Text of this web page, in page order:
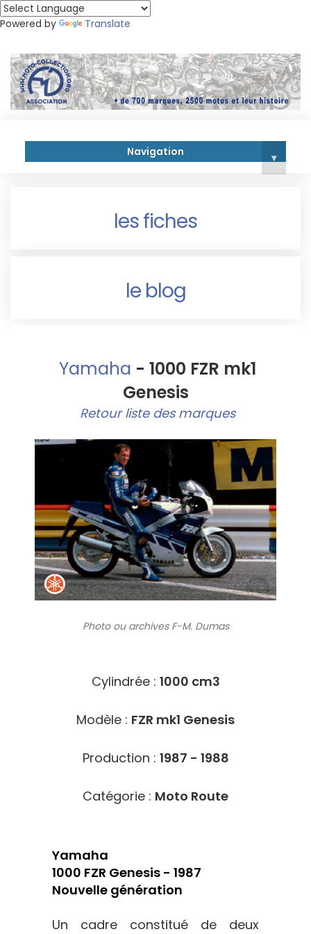
Powered by Translate
Navigation ▾
les fiches
le blog
Yamaha - 1000 FZR mk1
Genesis
Retour liste des marques
Photo ou archivesF-M. Dumas
Cylindrée : 1000 cm3
Modèle : FZR mk1 Genesis
Production : 1987 - 1988
Catégorie : Moto Route
Yamaha
1000 FZR Genesis - 1987
Nouvelle génération
Un cadre constitué de deux